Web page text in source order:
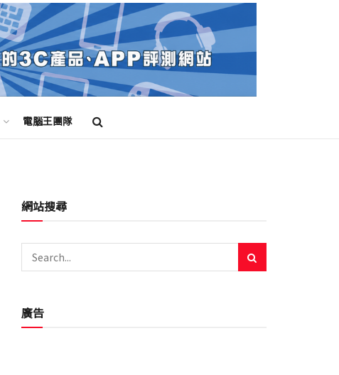
電腦王團隊
網站搜尋
廣告